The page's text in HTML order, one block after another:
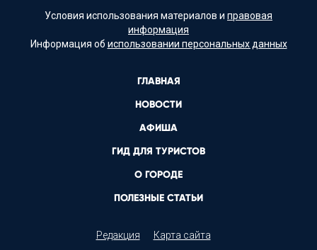
Условия использования материалов и правовая
информация
Информация об использовании персональных данных
ГЛАВНАЯ
НОВОСТИ
АФИША
ГИД ДЛЯ ТУРИСТОВ
О ГОРОДЕ
ПОЛЕЗНЫЕ СТАТЬИ
Редакция Карта сайта